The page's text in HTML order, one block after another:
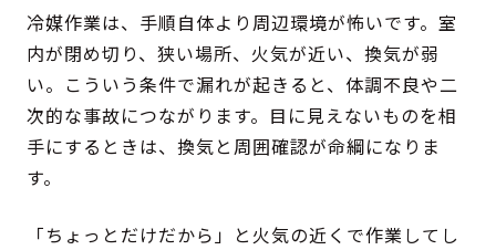
冷媒作業は、手順自体より周辺環境が怖いです。室
内が閉め切り、狭い場所、火気が近い、換気が弱
い。こういう条件で漏れが起きると、体調不良や二
次的な事故につながります。目に見えないものを相
手にするときは、換気と周囲確認が命綱になりま
す。
「ちょっとだけだから」と火気の近くで作業してし